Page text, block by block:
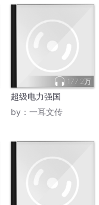
177.2万
超级电力强国
by： 一耳文传